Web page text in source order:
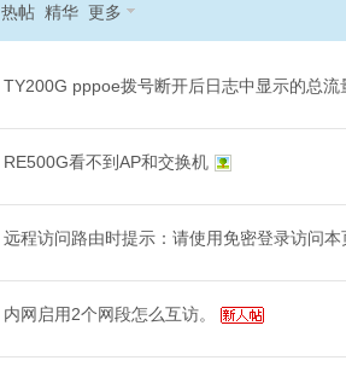
热帖 精华 更多
TY200G pppoe拨号断开后日志中显示的总流
RE500G看不到AP和交换机
远程访问路由时提示：请使用免密登录访问本
内网启用2个网段怎么互访。